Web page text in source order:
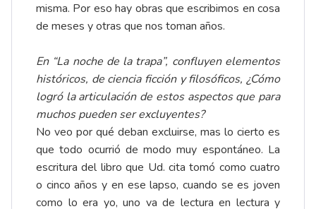
misma. Por eso hay obras que escribimos en cosa
de meses y otras que nos toman años.
En “La noche de la trapa”, confluyen elementos
históricos, de ciencia ficción y filosóficos, ¿Cómo
logró la articulación de estos aspectos que para
muchos pueden ser excluyentes?
No veo por qué deban excluirse, mas lo cierto es
que todo ocurrió de modo muy espontáneo. La
escritura del libro que Ud. cita tomó como cuatro
o cinco años y en ese lapso, cuando se es joven
como lo era yo, uno va de lectura en lectura y